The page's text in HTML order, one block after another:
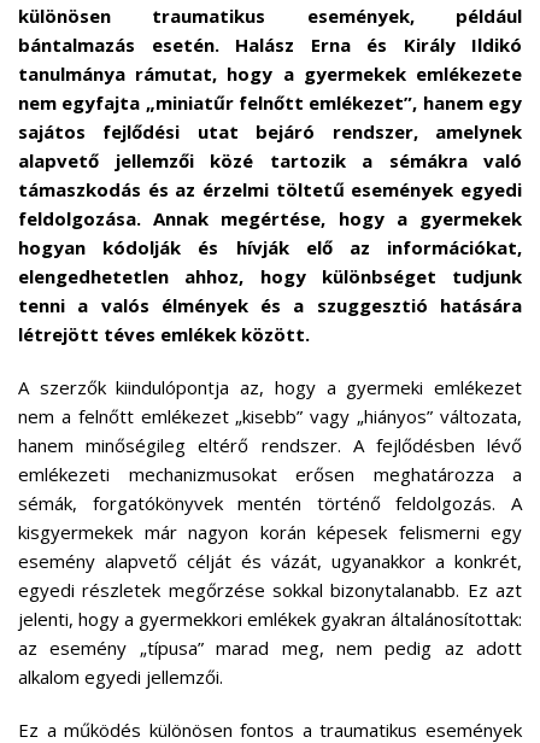
különösen traumatikus események, például
bántalmazás esetén. Halász Erna és Király Ildikó
tanulmánya rámutat, hogy a gyermekek emlékezete
nem egyfajta „miniatűr felnőtt emlékezet”, hanem egy
sajátos fejlődési utat bejáró rendszer, amelynek
alapvető jellemzői közé tartozik a sémákra való
támaszkodás és az érzelmi töltetű események egyedi
feldolgozása. Annak megértése, hogy a gyermekek
hogyan kódolják és hívják elő az információkat,
elengedhetetlen ahhoz, hogy különbséget tudjunk
tenni a valós élmények és a szuggesztió hatására
létrejött téves emlékek között.
A szerzők kiindulópontja az, hogy a gyermeki emlékezet
nem a felnőtt emlékezet „kisebb” vagy „hiányos” változata,
hanem minőségileg eltérő rendszer. A fejlődésben lévő
emlékezeti mechanizmusokat erősen meghatározza a
sémák, forgatókönyvek mentén történő feldolgozás. A
kisgyermekek már nagyon korán képesek felismerni egy
esemény alapvető célját és vázát, ugyanakkor a konkrét,
egyedi részletek megőrzése sokkal bizonytalanabb. Ez azt
jelenti, hogy a gyermekkori emlékek gyakran általánosítottak:
az esemény „típusa” marad meg, nem pedig az adott
alkalom egyedi jellemzői.
Ez a működés különösen fontos a traumatikus események